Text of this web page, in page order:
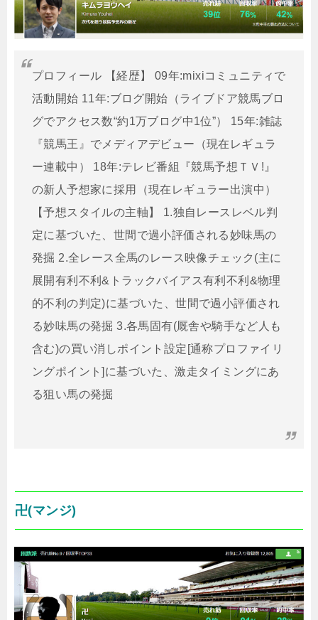
プロフィール 【経歴】 09年:mixiコミュニティで
活動開始 11年:ブログ開始（ライブドア競馬ブロ
グでアクセス数“約1万ブログ中1位”） 15年:雑誌
『競馬王』でメディアデビュー（現在レギュラ
ー連載中） 18年:テレビ番組『競馬予想ＴＶ!』
の新人予想家に採用（現在レギュラー出演中）
【予想スタイルの主軸】 1.独自レースレベル判
定に基づいた、世間で過小評価される妙味馬の
発掘 2.全レース全馬のレース映像チェック(主に
展開有利不利&トラックバイアス有利不利&物理
的不利の判定)に基づいた、世間で過小評価され
る妙味馬の発掘 3.各馬固有(厩舎や騎手など人も
含む)の買い消しポイント設定[通称プロファイリ
ングポイント]に基づいた、激走タイミングにあ
る狙い馬の発掘
卍(マンジ)